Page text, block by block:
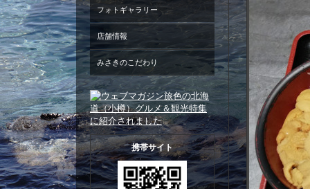
フォトギャラリー
店舗情報
みさきのこだわり
携帯サイト